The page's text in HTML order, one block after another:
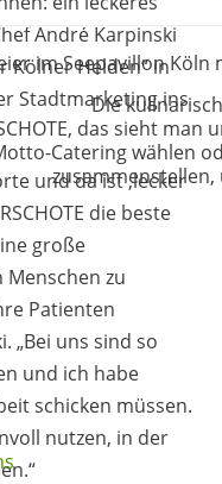
im Seepavillon
Die
das sieht
Catering wählen
André Karpinski
Kölner Helden“ in
Stadtmarketing ins
und da ist ‚lecker
die beste
große
zu
Patienten
„Bei uns sind so
und ich habe
schicken müssen.
nutzen, in der